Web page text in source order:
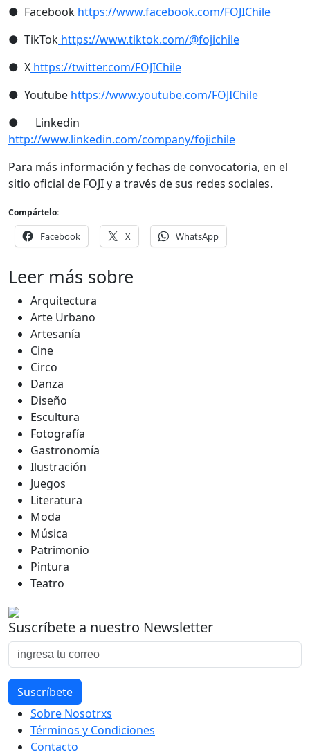
● Facebook https://www.facebook.com/FOJIChile
● TikTok https://www.tiktok.com/@fojichile
● X https://twitter.com/FOJIChile
● Youtube https://www.youtube.com/FOJIChile
● Linkedin
http://www.linkedin.com/company/fojichile
Para más información y fechas de convocatoria, en el
sitio oficial de FOJI y a través de sus redes sociales.
Compártelo:
Facebook X WhatsApp
Leer más sobre
Arquitectura
Arte Urbano
Artesanía
Cine
Circo
Danza
Diseño
Escultura
Fotografía
Gastronomía
Ilustración
Juegos
Literatura
Moda
Música
Patrimonio
Pintura
Teatro
Suscríbete a nuestro Newsletter
Sobre Nosotrxs
Términos y Condiciones
Contacto